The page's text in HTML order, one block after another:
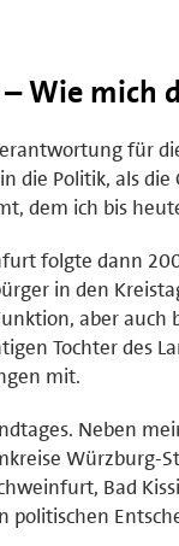
Wie mich
für
die Politik, als
dem ich bis
folgte dann
in den
aber
Tochter des
mit.
Neben
Würzburg-
Bad